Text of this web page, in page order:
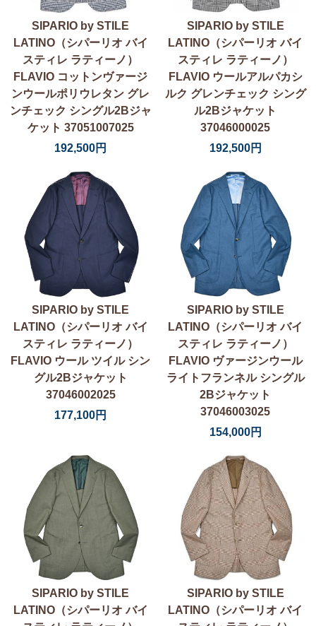
SIPARIO by STILE
LATINO（シパーリオ バイ
スティレ ラティーノ）
FLAVIO コットンヴァージ
ンウールポリウレタン グレ
ンチェック シングル2Bジャ
ケット 37051007025
192,500円
SIPARIO by STILE
LATINO（シパーリオ バイ
スティレ ラティーノ）
FLAVIO ウールアルパカシ
ルク グレンチェック シング
ル2Bジャケット
37046000025
192,500円
SIPARIO by STILE
LATINO（シパーリオ バイ
スティレ ラティーノ）
FLAVIO ウール ツイル シン
グル2Bジャケット
37046002025
177,100円
SIPARIO by STILE
LATINO（シパーリオ バイ
スティレ ラティーノ）
FLAVIO ヴァージンウール
ライトフランネル シングル
2Bジャケット
37046003025
154,000円
SIPARIO by STILE
LATINO（シパーリオ バイ
SIPARIO by STILE
LATINO（シパーリオ バイ